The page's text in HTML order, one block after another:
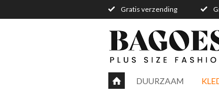
Gratis verzending
DUURZAAM